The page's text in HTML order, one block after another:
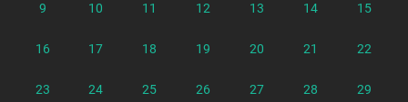
9 10 11 12 13 14 15
16 17 18 19 20 21 22
23 24 25 26 27 28 29